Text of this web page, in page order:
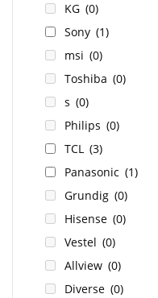
KG (0)
Sony (1)
msi (0)
Toshiba (0)
s (0)
Philips (0)
TCL (3)
Panasonic (1)
Grundig (0)
Hisense (0)
Vestel (0)
Allview (0)
Diverse (0)